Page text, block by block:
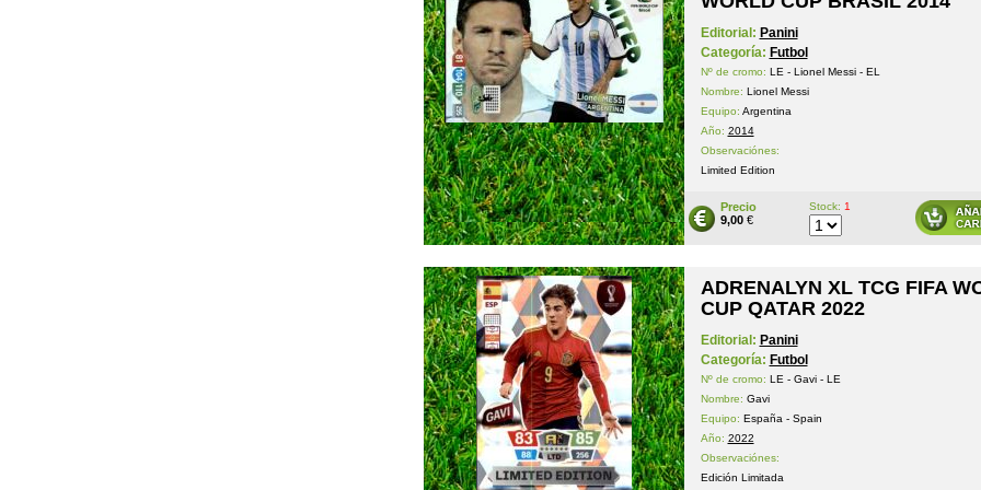
Editorial: Panini
Categoría: Futbol
Nº de cromo: LE - Lionel Messi - EL
Nombre: Lionel Messi
Equipo: Argentina
Año: 2014
Observaciónes:
Limited Edition
Precio
9,00€
Stock: 1
ADRENALYN XL TCG FIFA
CUP QATAR 2022
Editorial: Panini
Categoría: Futbol
Nº de cromo: LE - Gavi - LE
Nombre: Gavi
Equipo: España - Spain
Año: 2022
Observaciónes:
Edición Limitada